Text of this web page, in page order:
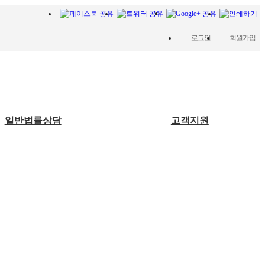
로그인 회원가입
일반법률상담 고객지원